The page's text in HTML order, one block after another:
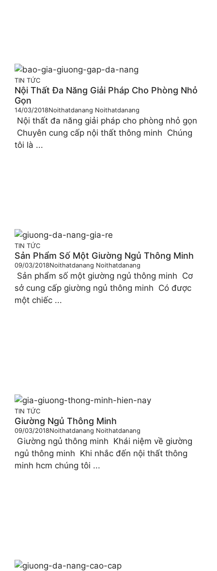
TIN TỨC
Nội Thất Đa Năng Giải Pháp Cho Phòng Nhỏ
Gọn
14/03/2018Noithatdanang Noithatdanang
Nội thất đa năng giải pháp cho phòng nhỏ gọn
Chuyên cung cấp nội thất thông minh Chúng
tôi là ...
TIN TỨC
Sản Phẩm Số Một Giường Ngủ Thông Minh
09/03/2018Noithatdanang Noithatdanang
Sản phẩm số một giường ngủ thông minh Cơ
sở cung cấp giường ngủ thông minh Có được
một chiếc ...
TIN TỨC
Giường Ngủ Thông Minh
09/03/2018Noithatdanang Noithatdanang
Giường ngủ thông minh Khái niệm về giường
ngủ thông minh Khi nhắc đến nội thất thông
minh hcm chúng tôi ...